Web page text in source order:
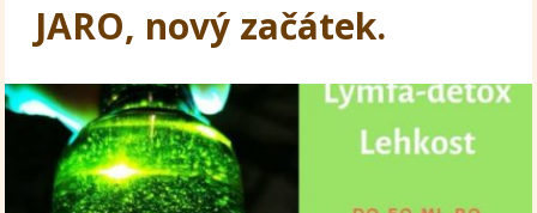
JARO, nový začátek.